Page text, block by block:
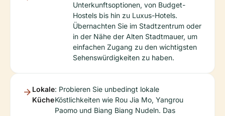
Unterkunftsoptionen, von Budget-
Hostels bis hin zu Luxus-Hotels.
Übernachten Sie im Stadtzentrum oder
in der Nähe der Alten Stadtmauer, um
einfachen Zugang zu den wichtigsten
Sehenswürdigkeiten zu haben.
Lokale
Küche
: Probieren Sie unbedingt lokale
Köstlichkeiten wie Rou Jia Mo, Yangrou
Paomo und Biang Biang Nudeln. Das